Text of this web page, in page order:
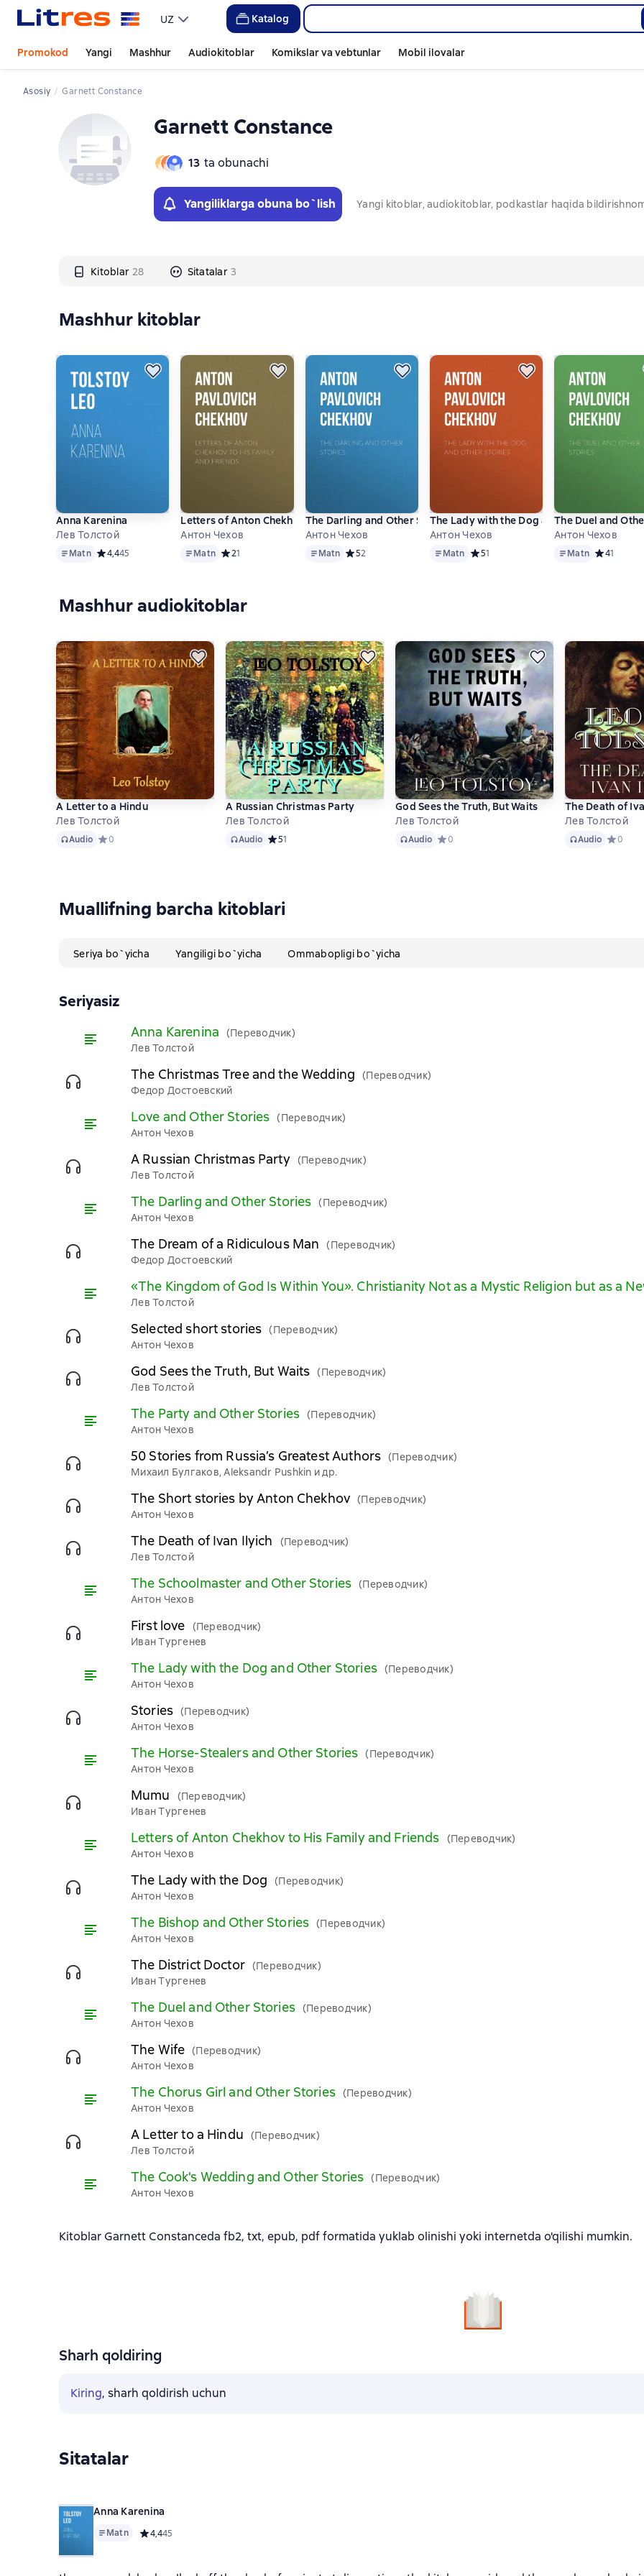
UZ Katalog
Promokod Yangi Mashhur Audiokitoblar Komikslar va vebtunlar Mobil ilovalar
Asosiy Garnett Constance
Garnett Constance
13 ta obunachi
Yangiliklarga obuna bo`lish Yangi kitoblar, audiokitoblar, podkastlar haqida
Kitoblar 28 Sitatalar 3
Слайдер с книгами
Mashhur kitoblar
Anna Karenina
Лев Толстой
MatnMatn Средний рейтинг 4,4 на основе 45 оценок
4,445
Letters of Anton Chekhov to His Family and Friends
Антон Чехов
MatnMatn Средний рейтинг 2 на основе 1 оценок
21
The Darling and Other Stories
Антон Чехов
MatnMatn Средний рейтинг 5 на основе 2 оценок
52
The Lady with the Dog and Other Stories
Антон Чехов
MatnMatn Средний рейтинг 5 на основе 1 оценок
51
The Duel and
Антон Чехов
MatnMatn Средний
41
Слайдер с книгами
Mashhur audiokitoblar
A Letter to a Hindu
Лев Толстой
AudioAudio Средний рейтинг 0 на основе 0 оценок
0
A Russian Christmas Party
Лев Толстой
AudioAudio Средний рейтинг 5 на основе 1 оценок
51
God Sees the Truth, But Waits
Лев Толстой
AudioAudio Средний рейтинг 0 на основе 0 оценок
0
The Death of
Лев Толстой
AudioAudio 0
Muallifning barcha kitoblari
Seriya bo`yicha Yangiligi bo`yicha Ommabopligi bo`yicha
Seriyasiz
Anna Karenina
(Переводчик)
Лев Толстой
The Christmas Tree and the Wedding
(Переводчик)
Федор Достоевский
Love and Other Stories (Переводчик)
Антон Чехов
A Russian Christmas Party (Переводчик)
Лев Толстой
The Darling and Other Stories (Переводчик)
Антон Чехов
The Dream of a Ridiculous Man
(Переводчик)
Федор Достоевский
«The Kingdom of God Is Within You». Christianity Not as a Mystic Religion but as a
Лев Толстой
Selected short stories (Переводчик)
Антон Чехов
God Sees the Truth, But Waits (Переводчик)
Лев Толстой
The Party and Other Stories (Переводчик)
Антон Чехов
50 Stories from Russia’s Greatest Authors (Переводчик)
Михаил Булгаков, Aleksandr Pushkin и др.
The Short stories by Anton Chekhov (Переводчик)
Антон Чехов
The Death of Ivan Ilyich
(Переводчик)
Лев Толстой
The Schoolmaster and Other Stories (Переводчик)
Антон Чехов
First love
(Переводчик)
Иван Тургенев
The Lady with the Dog and Other Stories (Переводчик)
Антон Чехов
Stories (Переводчик)
Антон Чехов
The Horse-Stealers and Other Stories (Переводчик)
Антон Чехов
Mumu
(Переводчик)
Иван Тургенев
Letters of Anton Chekhov to His Family and Friends
(Переводчик)
Антон Чехов
The Lady with the Dog
(Переводчик)
Антон Чехов
The Bishop and Other Stories (Переводчик)
Антон Чехов
The District Doctor (Переводчик)
Иван Тургенев
The Duel and Other Stories (Переводчик)
Антон Чехов
The Wife (Переводчик)
Антон Чехов
The Chorus Girl and Other Stories (Переводчик)
Антон Чехов
A Letter to a Hindu
(Переводчик)
Лев Толстой
The Cook's Wedding and Other Stories (Переводчик)
Антон Чехов
Kitoblar Garnett Constanceda fb2, txt, epub, pdf formatida yuklab olinishi yoki internetda o'qilishi mumkin.
Sharh qoldiring
Kiring, sharh qoldirish uchun
Sitatalar
Anna Karenina
Matn Средний рейтинг 4,4 на основе 45 оценок
4,445